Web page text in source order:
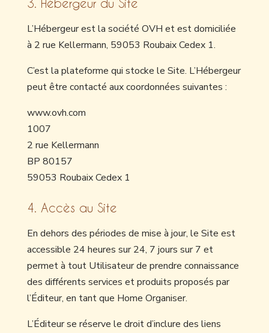
3. Hébergeur du Site
L’Hébergeur est la société OVH et est domiciliée
à 2 rue Kellermann, 59053 Roubaix Cedex 1.
C’est la plateforme qui stocke le Site. L’Hébergeur
peut être contacté aux coordonnées suivantes :
www.ovh.com
1007
2 rue Kellermann
BP 80157
59053 Roubaix Cedex 1
4. Accès au Site
En dehors des périodes de mise à jour, le Site est
accessible 24 heures sur 24, 7 jours sur 7 et
permet à tout Utilisateur de prendre connaissance
des différents services et produits proposés par
l’Éditeur, en tant que Home Organiser.
L’Éditeur se réserve le droit d’inclure des liens